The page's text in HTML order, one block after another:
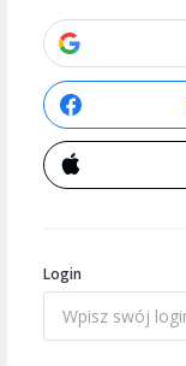
Login